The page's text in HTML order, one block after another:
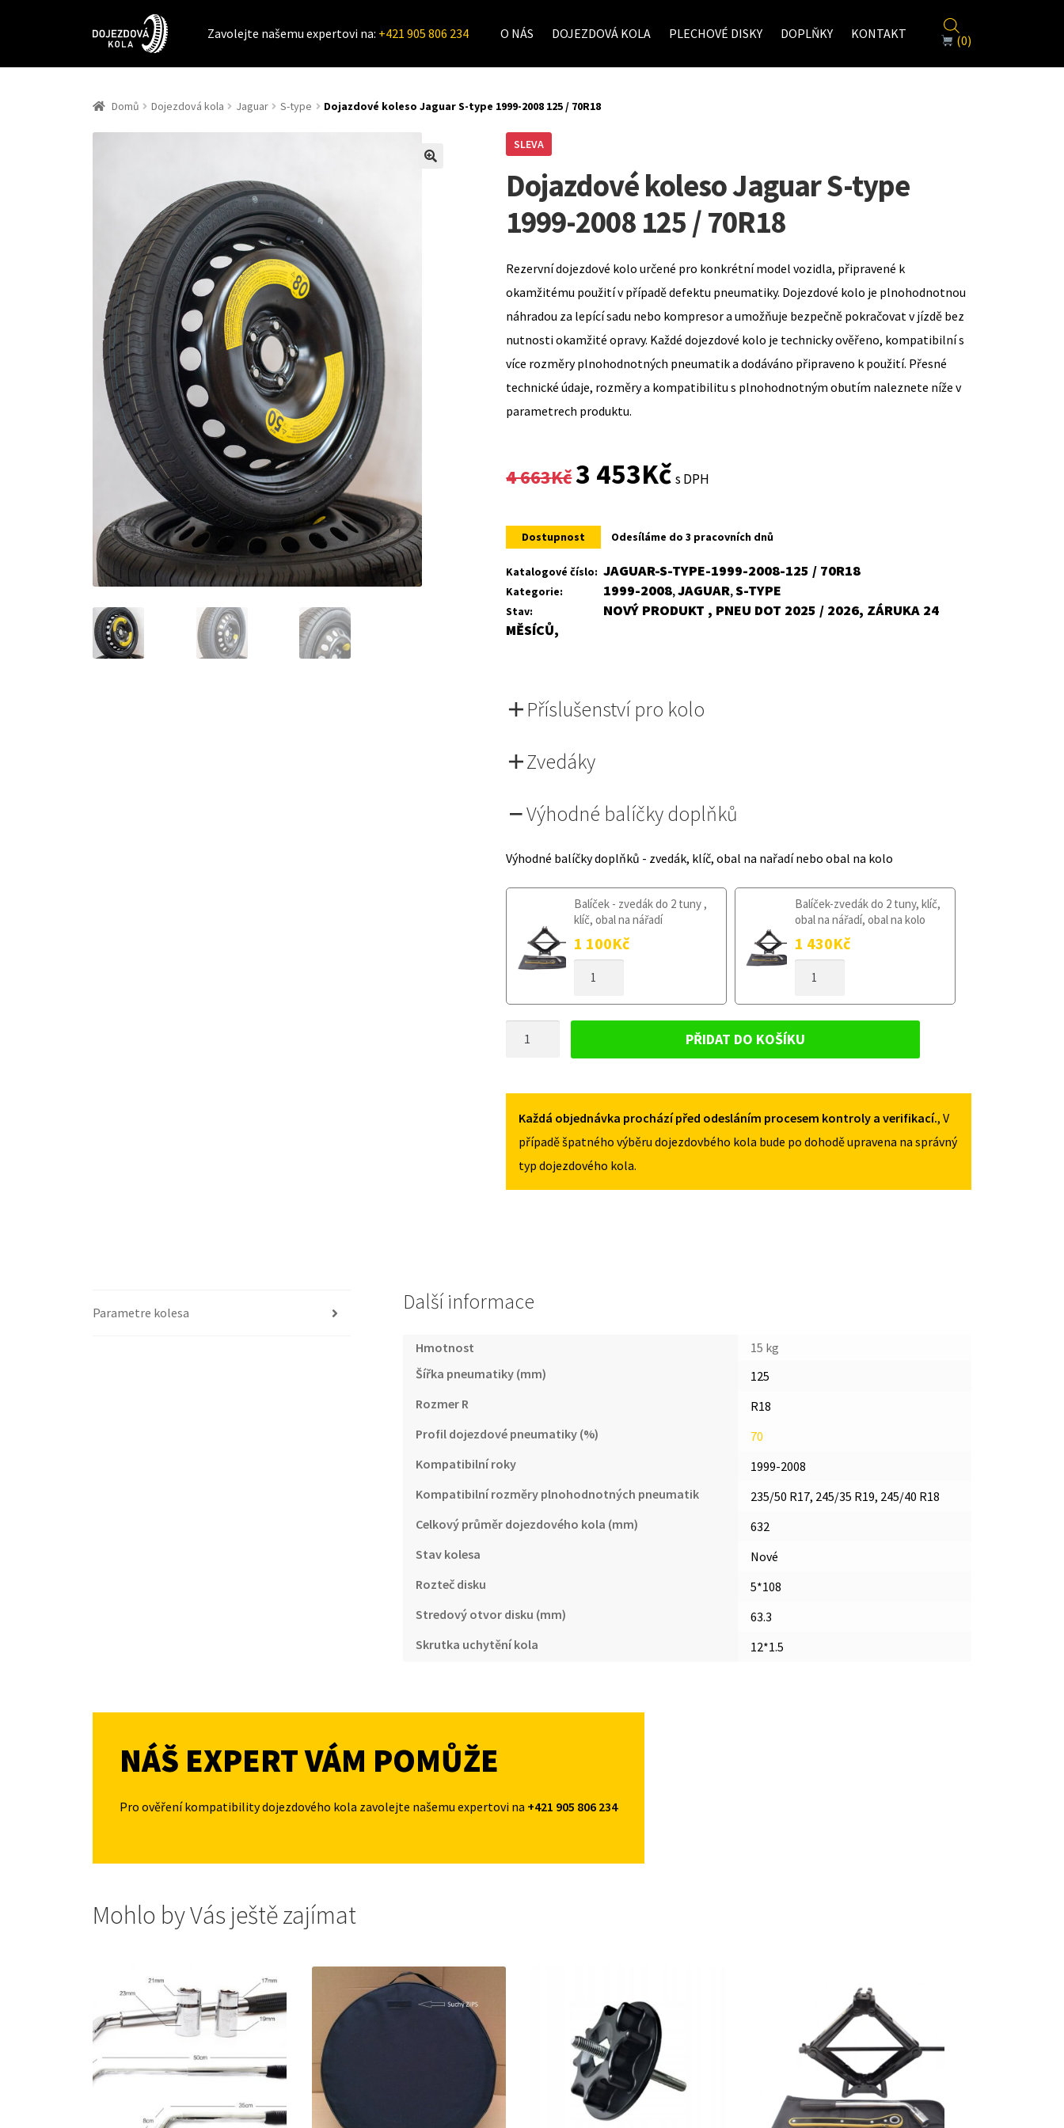
Zavolejte našemu expertovi na: +421 905 806 234 O NÁS DOJEZDOVÁ KOLA PLECHOVÉ DISKY DOPLŇKY KONTAKT (0)
Domů Dojezdová kola Jaguar S-type Dojazdové koleso Jaguar S-type 1999-2008 125 / 70R18
SLEVA
Dojazdové koleso Jaguar S-type
1999-2008 125 / 70R18
Rezervní dojezdové kolo určené pro konkrétní model vozidla, připravené k
okamžitému použití v případě defektu pneumatiky. Dojezdové kolo je plnohodnotnou
náhradou za lepící sadu nebo kompresor a umožňuje bezpečně pokračovat v jízdě bez
nutnosti okamžité opravy. Každé dojezdové kolo je technicky ověřeno, kompatibilní s
více rozměry plnohodnotných pneumatik a dodáváno připraveno k použití. Přesné
technické údaje, rozměry a kompatibilitu s plnohodnotným obutím naleznete níže v
parametrech produktu.
4 663Kč
Original
was:
4
663Kč.
3 453KčCurrent
is:
3
453Kč.
s DPH
Dostupnost Odesíláme do 3 pracovních dnů
Katalogové číslo: JAGUAR-S-TYPE-1999-2008-125 / 70R18
Kategorie: 1999-2008,JAGUAR,S-TYPE
Stav:
NOVÝ PRODUKT , PNEU DOT 2025 / 2026, ZÁRUKA 24
MĚSÍCŮ,
Příslušenství pro kolo
Zvedáky
Výhodné balíčky doplňků
Výhodné balíčky doplňků - zvedák, klíč, obal na nařadí nebo obal na kolo
Balíček - zvedák do 2 tuny ,
klíč, obal na nářadí
1 100Kč
KOLESO
2008
/
70R18
MNOŽSTVÍ
Balíček-zvedák do 2 tuny, klíč,
obal na nářadí, obal na kolo
1 430Kč
KOLESO
TYPE
1999-
2008
/
70R18
MNOŽSTVÍ
2008
125
/
PŘIDAT DO KOŠÍKU
Každá objednávka prochází před odesláním procesem kontroly a verifikací., V
případě špatného výběru dojezdovbého kola bude po dohodě upravena na správný
typ dojezdového kola.
Parametre kolesa Další informace
Hmotnost
15 kg
Šířka pneumatiky (mm)
125
Rozmer R
R18
Profil dojezdové pneumatiky (%)
70
Kompatibilní roky
1999-2008
Kompatibilní rozměry plnohodnotných pneumatik
235/50 R17, 245/35 R19, 245/40 R18
Celkový průměr dojezdového kola (mm)
632
Stav kolesa
Nové
Rozteč disku
5*108
Stredový otvor disku (mm)
63.3
Skrutka uchytění kola
12*1.5
NÁŠ EXPERT VÁM POMŮŽE
Pro ověření kompatibility dojezdového kola zavolejte našemu expertovi na +421 905 806 234
Mohlo by Vás ještě zajímat